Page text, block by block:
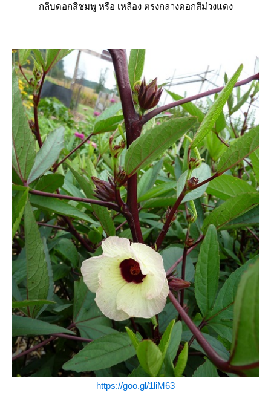
กลีบดอกสีชมพู หรือ เหลือง ตรงกลางดอกสีม่วงแดง
https://goo.gl/1liM63